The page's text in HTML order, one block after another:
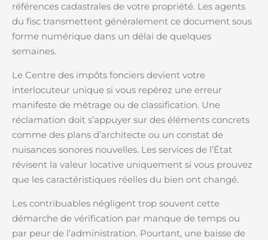
références cadastrales de votre propriété. Les agents
du fisc transmettent généralement ce document sous
forme numérique dans un délai de quelques
semaines.
Le Centre des impôts fonciers devient votre
interlocuteur unique si vous repérez une erreur
manifeste de métrage ou de classification. Une
réclamation doit s’appuyer sur des éléments concrets
comme des plans d’architecte ou un constat de
nuisances sonores nouvelles. Les services de l’État
révisent la valeur locative uniquement si vous prouvez
que les caractéristiques réelles du bien ont changé.
Les contribuables négligent trop souvent cette
démarche de vérification par manque de temps ou
par peur de l’administration. Pourtant, une baisse de